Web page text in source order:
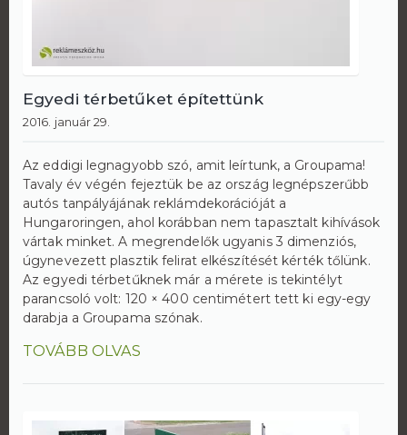
Egyedi térbetűket építettünk
2016. január 29.
Az eddigi legnagyobb szó, amit leírtunk, a Groupama!
Tavaly év végén fejeztük be az ország legnépszerűbb
autós tanpályájának reklámdekorációját a
Hungaroringen, ahol korábban nem tapasztalt kihívások
vártak minket. A megrendelők ugyanis 3 dimenziós,
úgynevezett plasztik felirat elkészítését kérték tőlünk.
Az egyedi térbetűknek már a mérete is tekintélyt
parancsoló volt: 120 × 400 centimétert tett ki egy-egy
darabja a Groupama szónak.
TOVÁBB OLVAS